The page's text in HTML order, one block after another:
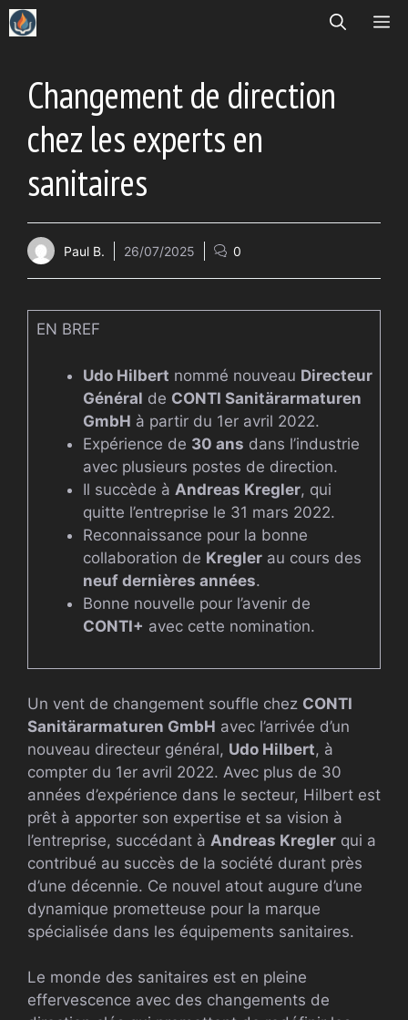
Aller
au
Changement de direction
chez les experts en
sanitaires
Paul B. 26/07/2025 0
EN BREF
Udo Hilbert nommé nouveau Directeur
Général de CONTI Sanitärarmaturen
GmbH à partir du 1er avril 2022.
Expérience de 30 ans dans l’industrie
avec plusieurs postes de direction.
Il succède à Andreas Kregler, qui
quitte l’entreprise le 31 mars 2022.
Reconnaissance pour la bonne
collaboration de Kreglerau cours des
neuf dernières années.
Bonne nouvelle pour l’avenir de
CONTI+ avec cette nomination.
Un vent de changement souffle chez CONTI
Sanitärarmaturen GmbH avec l’arrivée d’un
nouveau directeur général, Udo Hilbert, à
compter du 1er avril 2022. Avec plus de 30
années d’expérience dans le secteur, Hilbert est
prêt à apporter son expertise et sa vision à
l’entreprise, succédant à Andreas Kregler qui a
contribué au succès de la société durant près
d’une décennie. Ce nouvel atout augure d’une
dynamique prometteuse pour la marque
spécialisée dans les équipements sanitaires.
Le monde des sanitaires est en pleine
effervescence avec des changements de